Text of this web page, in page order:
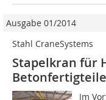
Ausgabe 01/2014
Stahl CraneSystems
Stapelkran für
Im